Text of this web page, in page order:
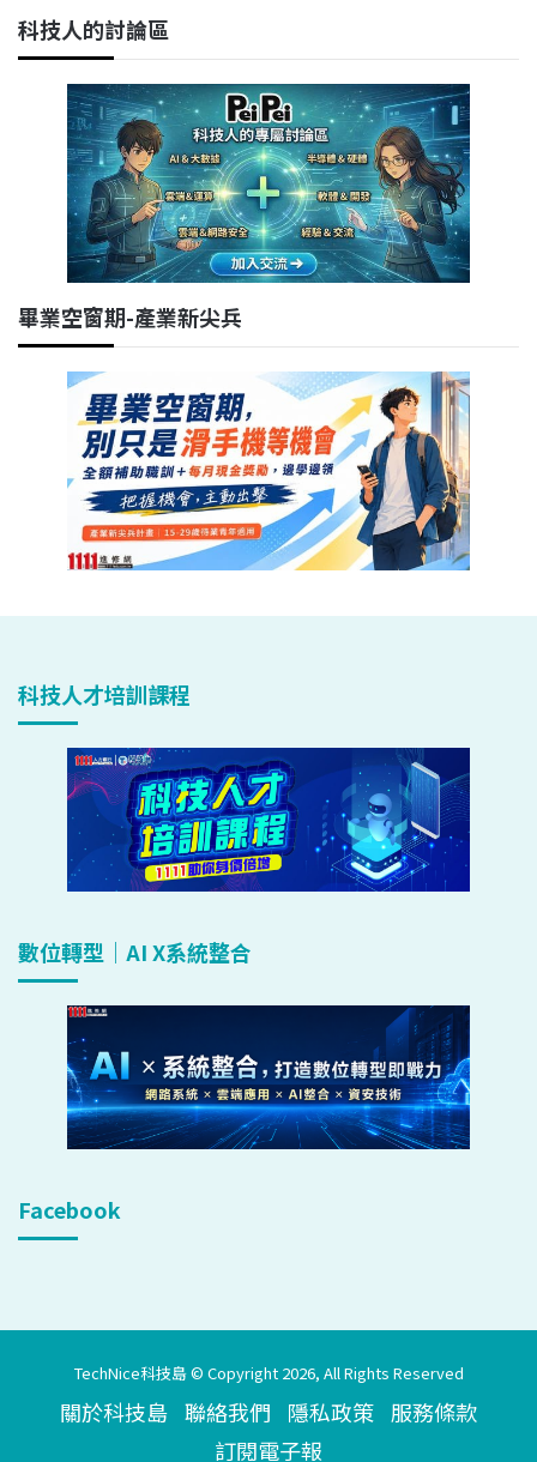
科技人的討論區
畢業空窗期-產業新尖兵
科技人才培訓課程
數位轉型｜AI X系統整合
Facebook
TechNice科技島 © Copyright 2026, All Rights Reserved
關於科技島 聯絡我們 隱私政策 服務條款
訂閱電子報